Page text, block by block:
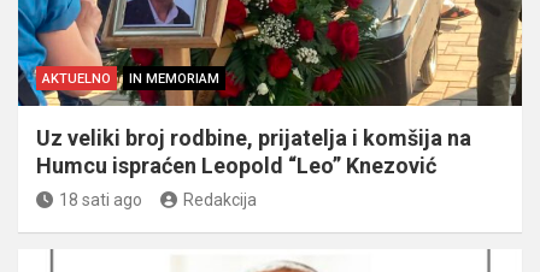
AKTUELNO IN MEMORIAM
Uz veliki broj rodbine, prijatelja i komšija na
Humcu ispraćen Leopold “Leo” Knezović
18 sati ago Redakcija